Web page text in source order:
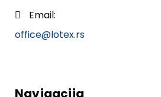
Email:
office@lotex.rs
Navigacija